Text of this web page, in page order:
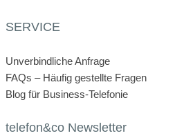
SERVICE
Unverbindliche Anfrage
FAQs – Häufig gestellte Fragen
Blog für Business-Telefonie
telefon&co Newsletter